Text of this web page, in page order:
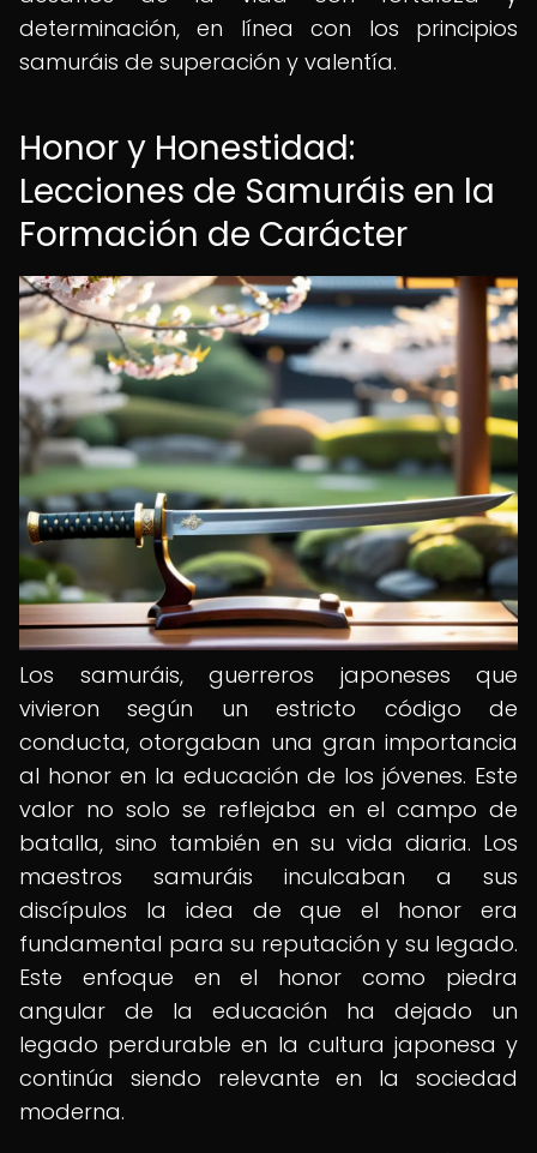
determinación, en línea con los principios
samuráis de superación y valentía.
Honor y Honestidad:
Lecciones de Samuráis en la
Formación de Carácter
Los samuráis, guerreros japoneses que
vivieron según un estricto código de
conducta, otorgaban una gran importancia
al honor en la educación de los jóvenes. Este
valor no solo se reflejaba en el campo de
batalla, sino también en su vida diaria. Los
maestros samuráis inculcaban a sus
discípulos la idea de que el honor era
fundamental para su reputación y su legado.
Este enfoque en el honor como piedra
angular de la educación ha dejado un
legado perdurable en la cultura japonesa y
continúa siendo relevante en la sociedad
moderna.